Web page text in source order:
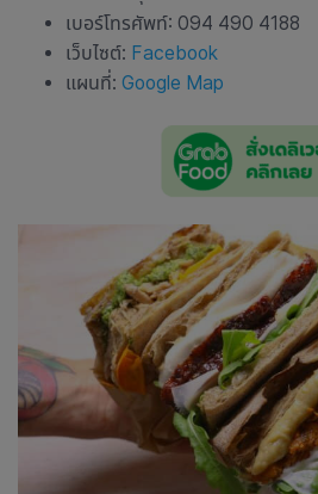
เบอร์โทรศัพท์: 094 490 4188
เว็บไซต์: Facebook
แผนที่: Google Map